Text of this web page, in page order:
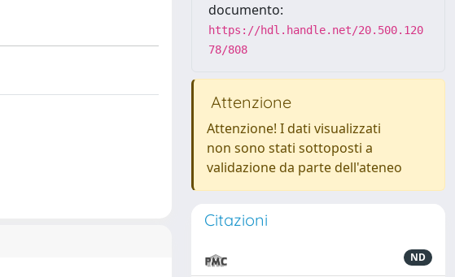
documento:
https://hdl.handle.net/20.500.120
78/808
Attenzione
Attenzione! I dati visualizzati
non sono stati sottoposti a
validazione da parte dell'ateneo
Citazioni
ND